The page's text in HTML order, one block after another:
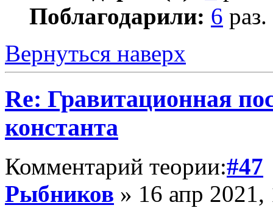
Поблагодарили: 6 раз.
Вернуться наверх
Re: Гравитационная
константа
Комментарий теории:#47
Рыбников » 16 апр 2021,